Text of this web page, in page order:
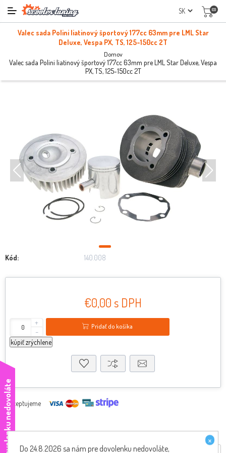
(0)
Valec sada Polini liatinový športový 177cc 63mm pre LML Star
Deluxe, Vespa PX, TS, 125-150cc 2T
Domov
Valec sada Polini liatinový športový 177cc 63mm pre LML Star Deluxe, Vespa
PX, TS, 125-150cc 2T
Kód: 140.008
€0,00 s DPH
+
-
Pridať do košíka
kúpiť zrýchlene
Akceptujeme
×
Do 24.8.2026 sa nám pre dovolenku nedovoláte,